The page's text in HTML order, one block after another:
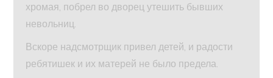
хромая, побрел во дворец утешить бывших
невольниц.
Вскоре надсмотрщик привел детей, и радости
ребятишек и их матерей не было предела.